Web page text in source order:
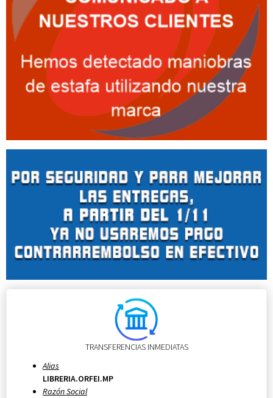
TRANSFERENCIAS INMEDIATAS
Alias
LIBRERIA.ORFEI.MP
Razón Social